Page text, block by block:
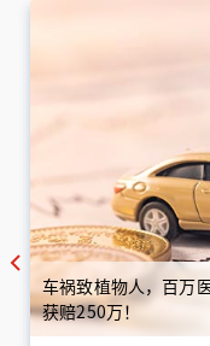
车祸致植物人，百万
获赔250万！